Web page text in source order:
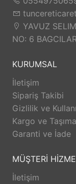
YAVUZ
NO: 6
KURUMSAL
İletişim
Sipariş Takibi
Gizlilik ve
Kargo ve
Garanti ve İade
MÜŞTERİ
İletişim